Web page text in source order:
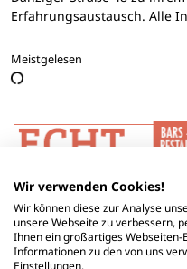
Erfahrungsaustausch. Alle
Meistgelesen
Wir verwenden Cookies!
Wir können diese zur Analyse
unsere Webseite zu verbessern,
Ihnen ein großartiges Webseiten-
Informationen zu den von uns
Einstellungen.